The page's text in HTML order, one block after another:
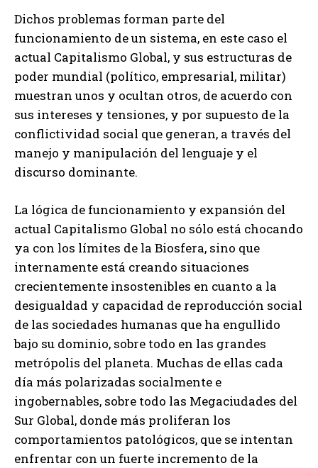
Dichos problemas forman parte del
funcionamiento de un sistema, en este caso el
actual Capitalismo Global, y sus estructuras de
poder mundial (político, empresarial, militar)
muestran unos y ocultan otros, de acuerdo con
sus intereses y tensiones, y por supuesto de la
conflictividad social que generan, a través del
manejo y manipulación del lenguaje y el
discurso dominante.
La lógica de funcionamiento y expansión del
actual Capitalismo Global no sólo está chocando
ya con los límites de la Biosfera, sino que
internamente está creando situaciones
crecientemente insostenibles en cuanto a la
desigualdad y capacidad de reproducción social
de las sociedades humanas que ha engullido
bajo su dominio, sobre todo en las grandes
metrópolis del planeta. Muchas de ellas cada
día más polarizadas socialmente e
ingobernables, sobre todo las Megaciudades del
Sur Global, donde más proliferan los
comportamientos patológicos, que se intentan
enfrentar con un fuerte incremento de la